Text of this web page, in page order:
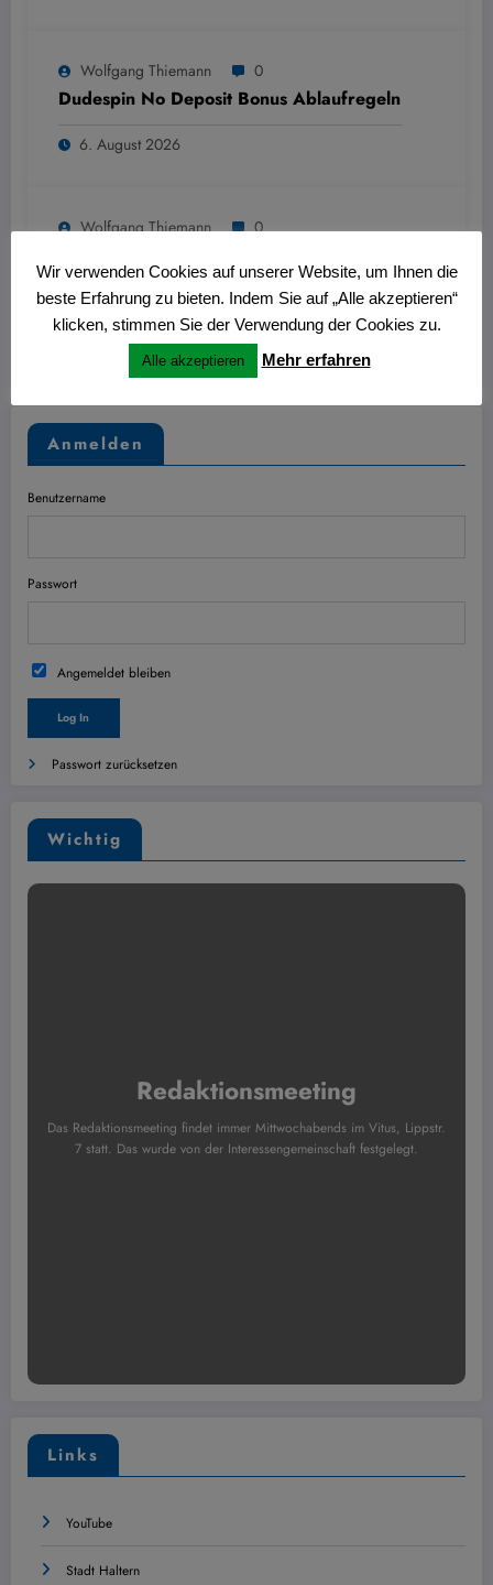
Wolfgang Thiemann 0
Dudespin No Deposit Bonus Ablaufregeln
6. August 2026
Wolfgang Thiemann 0
Avantaje, Dezavantaje, Viteza
6. August 2026
Anmelden
Benutzername
Passwort
Angemeldet bleiben
Passwort zurücksetzen
Wichtig
Redaktionsmeeting
Das Redaktionsmeeting findet immer Mittwochabends im Vitus, Lippstr.
7 statt. Das wurde von der Interessengemeinschaft festgelegt.
Links
YouTube
Stadt Haltern
Wir verwenden Cookies auf unserer Website, um Ihnen die
beste Erfahrung zu bieten. Indem Sie auf „Alle akzeptieren“
klicken, stimmen Sie der Verwendung der Cookies zu.
Alle akzeptieren Mehr erfahren